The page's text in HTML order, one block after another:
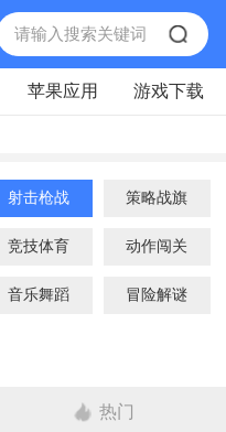
苹果应用 游戏下载
射击枪战 策略战旗
竞技体育 动作闯关
音乐舞蹈 冒险解谜
热门